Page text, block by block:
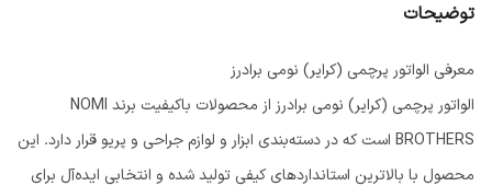
توضیحات
معرفی الواتور پرچمی (کرایر) نومی برادرز
الواتور پرچمی (کرایر) نومی برادرز از محصولات باکیفیت برند NOMI
BROTHERS است که در دسته‌بندی ابزار و لوازم جراحی و پریو قرار دارد. این
محصول با بالاترین استانداردهای کیفی تولید شده و انتخابی ایده‌آل برای